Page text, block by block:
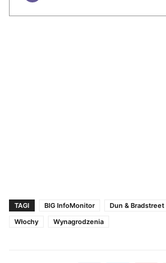
TAGI BIG InfoMonitor Dun & Bradstreet
Włochy
Wynagrodzenia